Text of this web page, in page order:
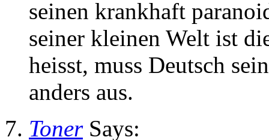
seinen krankhaft
seiner kleinen Welt ist
heisst, muss Deutsch
anders aus.
TonerSays: